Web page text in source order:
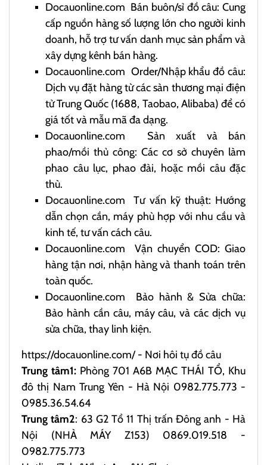
Docauonline.com Bán buôn/sỉ đồ câu: Cung
cấp nguồn hàng số lượng lớn cho người kinh
doanh, hỗ trợ tư vấn danh mục sản phẩm và
xây dựng kênh bán hàng.
Docauonline.com Order/Nhập khẩu đồ câu:
Dịch vụ đặt hàng từ các sàn thương mại điện
tử Trung Quốc (1688, Taobao, Alibaba) để có
giá tốt và mẫu mã đa dạng.
Docauonline.com Sản xuất và bán
phao/mồi thủ công: Các cơ sở chuyên làm
phao câu lục, phao đài, hoặc mồi câu đặc
thù.
Docauonline.com Tư vấn kỹ thuật: Hướng
dẫn chọn cần, máy phù hợp với nhu cầu và
kinh tế, tư vấn cách câu.
Docauonline.com Vận chuyển COD: Giao
hàng tận nơi, nhận hàng và thanh toán trên
toàn quốc.
Docauonline.com Bảo hành & Sửa chữa:
Bảo hành cần câu, máy câu, và các dịch vụ
sửa chữa, thay linh kiện.
https://docauonline.com/- Nơi hôi tụ đồ câu
Trung tâm1: Phòng 701 A6B MẠC THÁI TỔ, Khu
đô thị Nam Trung Yên - Hà Nội 0982.775.773 -
0985.36.54.64
Trung tâm2: 63 G2 Tổ 11 Thị trấn Đông anh - Hà
Nội (NHÀ MÁY Z153) 0869.019.518 -
0982.775.773